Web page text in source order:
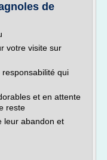
de
votre visite sur
qui
et en attente
reste
leur abandon et